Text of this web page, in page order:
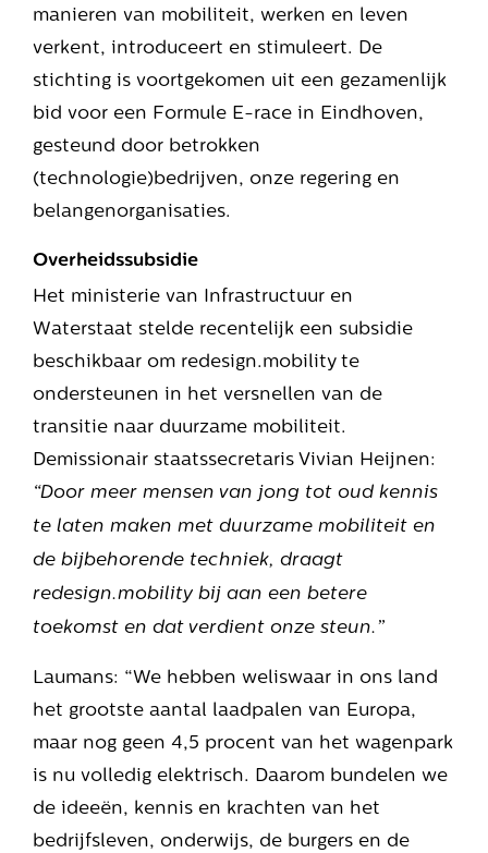
manieren van mobiliteit, werken en leven
verkent, introduceert en stimuleert. De
stichting is voortgekomen uit een gezamenlijk
bid voor een Formule E-race in Eindhoven,
gesteund door betrokken
(technologie)bedrijven, onze regering en
belangenorganisaties.
Overheidssubsidie
Het ministerie van Infrastructuur en
Waterstaat stelde recentelijk een subsidie
beschikbaar om redesign.mobility te
ondersteunen in het versnellen van de
transitie naar duurzame mobiliteit.
Demissionair staatssecretaris Vivian Heijnen:
“Door meer mensen van jong tot oud kennis
te laten maken met duurzame mobiliteit en
de bijbehorende techniek, draagt
redesign.mobility bij aan een betere
toekomst en dat verdient onze steun.”
Laumans: “We hebben weliswaar in ons land
het grootste aantal laadpalen van Europa,
maar nog geen 4,5 procent van het wagenpark
is nu volledig elektrisch. Daarom bundelen we
de ideeën, kennis en krachten van het
bedrijfsleven, onderwijs, de burgers en de